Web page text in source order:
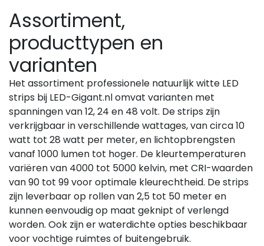
Assortiment,
producttypen en
varianten
Het assortiment professionele natuurlijk witte LED
strips bij LED-Gigant.nl omvat varianten met
spanningen van 12, 24 en 48 volt. De strips zijn
verkrijgbaar in verschillende wattages, van circa 10
watt tot 28 watt per meter, en lichtopbrengsten
vanaf 1000 lumen tot hoger. De kleurtemperaturen
variëren van 4000 tot 5000 kelvin, met CRI-waarden
van 90 tot 99 voor optimale kleurechtheid. De strips
zijn leverbaar op rollen van 2,5 tot 50 meter en
kunnen eenvoudig op maat geknipt of verlengd
worden. Ook zijn er waterdichte opties beschikbaar
voor vochtige ruimtes of buitengebruik.